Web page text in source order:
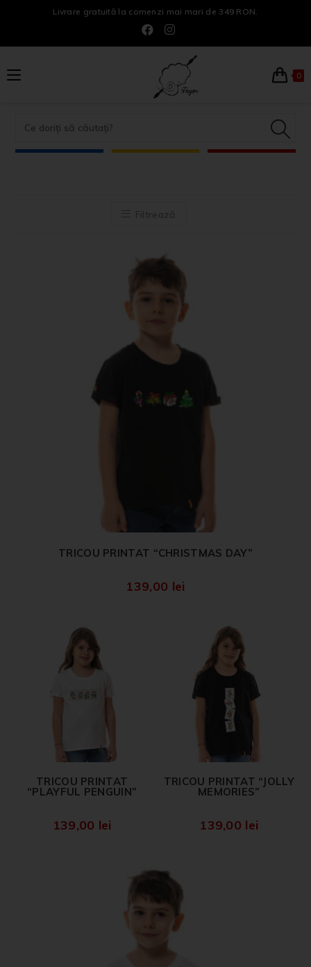
Livrare gratuită la comenzi mai mari de 349 RON.
0
TRICOU PRINTAT “CHRISTMAS DAY”
139,00 lei
TRICOU PRINTAT
“PLAYFUL PENGUIN”
139,00 lei
TRICOU PRINTAT “JOLLY
MEMORIES”
139,00 lei